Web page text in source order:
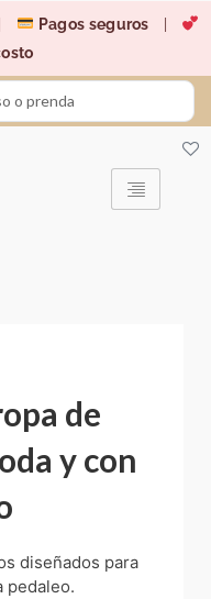
Pagos seguros
de
y con
diseñados para
pedaleo.